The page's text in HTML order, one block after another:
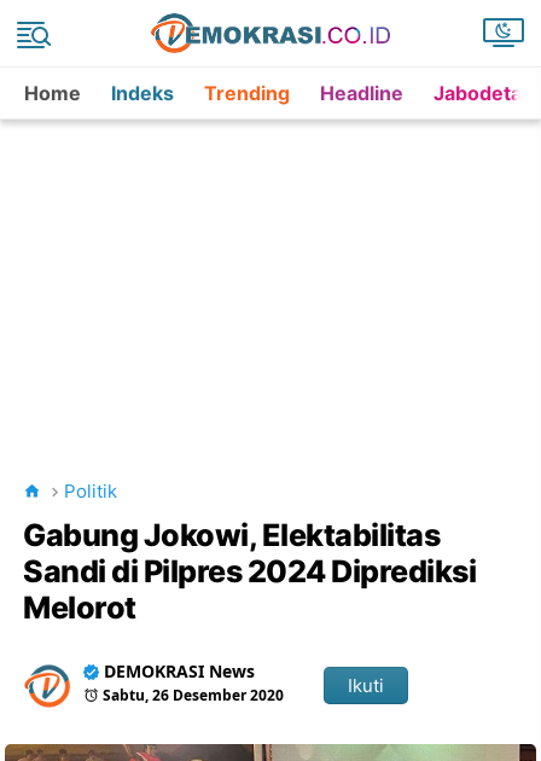
Home Indeks Trending Headline
Politik
Gabung Jokowi, Elektabilitas
Sandi di Pilpres 2024 Diprediksi
Melorot
DEMOKRASI News
Sabtu, 26 Desember 2020 Ikuti